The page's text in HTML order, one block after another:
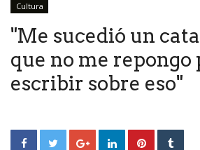
Cultura
"Me sucedió un
que no me repongo
escribir sobre eso"